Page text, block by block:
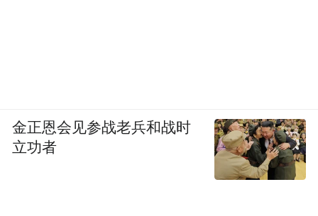
金正恩会见参战老兵和战时
立功者